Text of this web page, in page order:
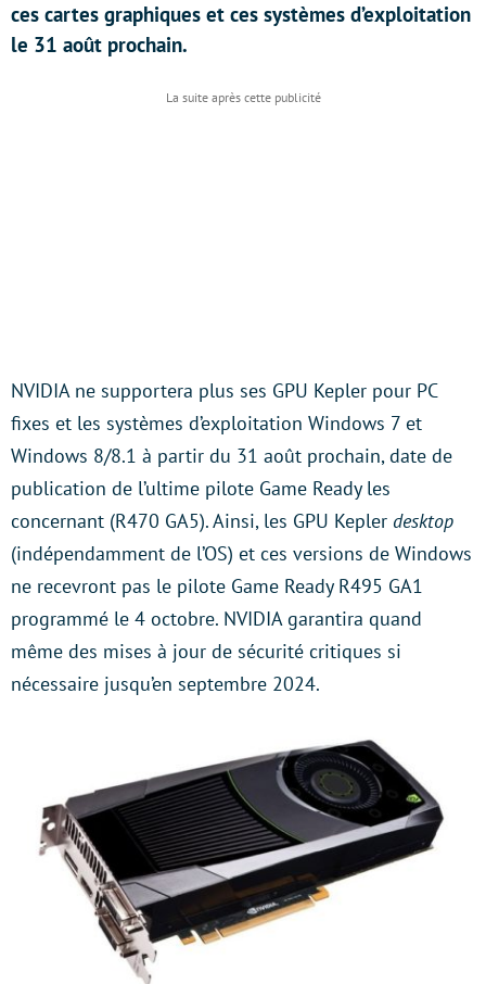
ces cartes graphiques et ces systèmes d’exploitation
le 31 août prochain.
NVIDIA ne supportera plus ses GPU Kepler pour PC
fixes et les systèmes d’exploitation Windows 7 et
Windows 8/8.1 à partir du 31 août prochain, date de
publication de l’ultime pilote Game Ready les
concernant (R470 GA5). Ainsi, les GPU Kepler desktop
(indépendamment de l’OS) et ces versions de Windows
ne recevront pas le pilote Game Ready R495 GA1
programmé le 4 octobre. NVIDIA garantira quand
même des mises à jour de sécurité critiques si
nécessaire jusqu’en septembre 2024.